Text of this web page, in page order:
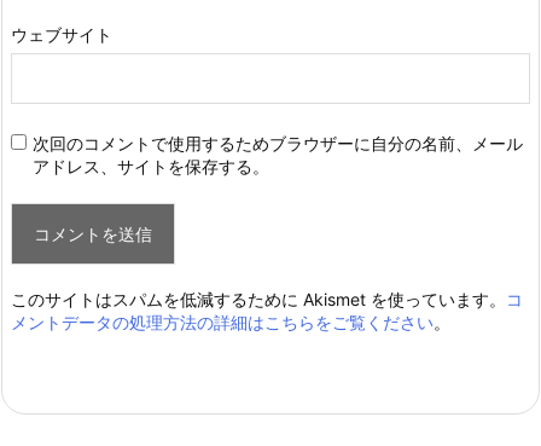
ウェブサイト
次回のコメントで使用するためブラウザーに自分の名前、メール
アドレス、サイトを保存する。
このサイトはスパムを低減するために Akismet を使っています。
コ
メントデータの処理方法の詳細はこちらをご覧ください。